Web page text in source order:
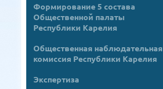
Формирование 5 состава
Общественной палаты
Республики Карелия
Общественная наблюдательная
комиссия Республики Карелия
Экспертиза